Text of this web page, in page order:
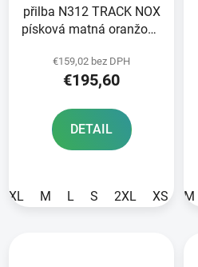
přilba N312 TRACK NOX
písková matná oranžová
€159,02 bez DPH
€195,60
DETAIL
XL M L S 2XL XS M